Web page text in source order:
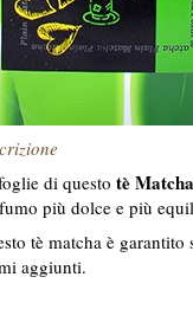
di questo tè Matcha
più dolce e più
tè matcha è
aggiunti.